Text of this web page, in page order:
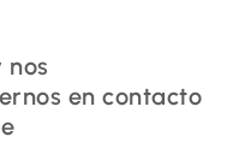
nos
en contacto